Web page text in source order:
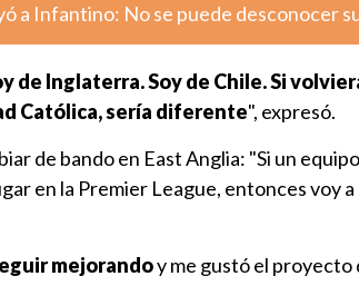
a Infantino: No se puede desconocer
de Inglaterra. Soy de Chile. Si
Católica, sería diferente", expresó.
de bando en East Anglia: "Si un
en la Premier League, entonces voy
mejorandoy me gustó el proyecto